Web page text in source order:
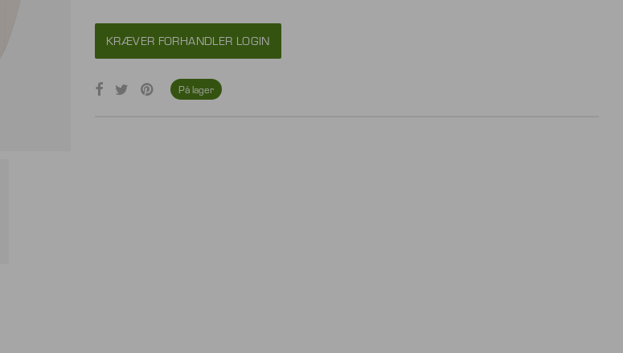
KRÆVER FORHANDLER LOGIN
På lager